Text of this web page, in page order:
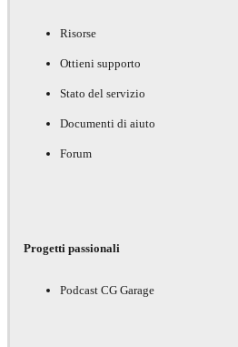
Risorse
Ottieni supporto
Stato del servizio
Documenti di aiuto
Forum
Progetti passionali
Podcast CG Garage